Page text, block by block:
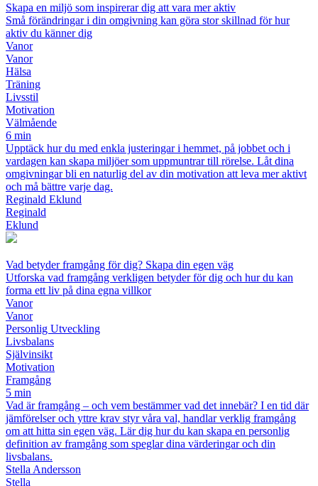
Skapa en miljö som inspirerar dig att vara mer aktiv
Små förändringar i din omgivning kan göra stor skillnad för hur
aktiv du känner dig
Vanor
Vanor
Hälsa
Träning
Livsstil
Motivation
Välmående
6 min
Upptäck hur du med enkla justeringar i hemmet, på jobbet och i
vardagen kan skapa miljöer som uppmuntrar till rörelse. Låt dina
omgivningar bli en naturlig del av din motivation att leva mer aktivt
och må bättre varje dag.
Reginald Eklund
Reginald
Eklund
Vad betyder framgång för dig? Skapa din egen väg
Utforska vad framgång verkligen betyder för dig och hur du kan
forma ett liv på dina egna villkor
Vanor
Vanor
Personlig Utveckling
Livsbalans
Självinsikt
Motivation
Framgång
5 min
Vad är framgång – och vem bestämmer vad det innebär? I en tid där
jämförelser och yttre krav styr våra val, handlar verklig framgång
om att hitta sin egen väg. Lär dig hur du kan skapa en personlig
definition av framgång som speglar dina värderingar och din
livsbalans.
Stella Andersson
Stella